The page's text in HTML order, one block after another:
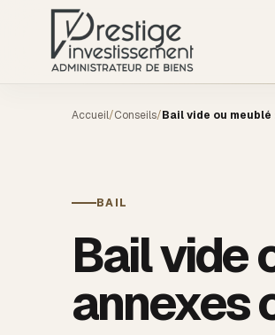
Accueil/Conseils/Bail vide ou
BAIL
Bail vide
annexes